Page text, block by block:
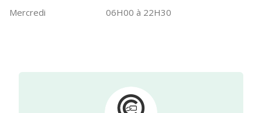
Mercredi
06H00 à 22H30